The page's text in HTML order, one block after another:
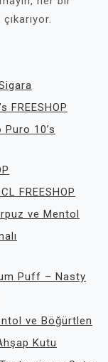
FREESHOP
10’s
FREESHOP
ve Mentol
Puff – Nasty
ve Böğürtlen
Kutu